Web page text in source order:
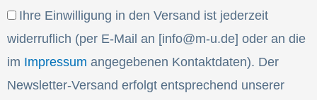
EmailIhre Einwilligung in den Versand ist jederzeit
widerruflich (per E-Mail an [info@m-u.de] oder an die
im Impressum angegebenen Kontaktdaten). Der
Newsletter-Versand erfolgt entsprechend unserer